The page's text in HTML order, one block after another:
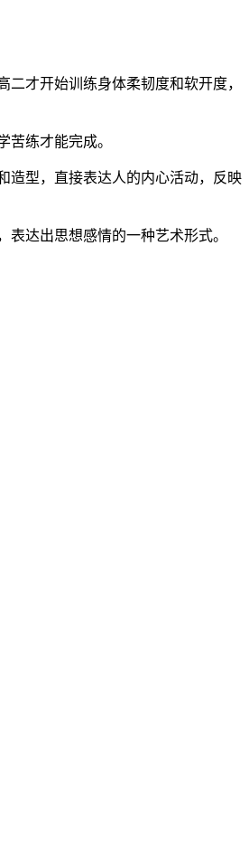
才开始训练身体柔韧度和软开度，
练才能完成。
型，直接表达人的内心活动，反映
达出思想感情的一种艺术形式。